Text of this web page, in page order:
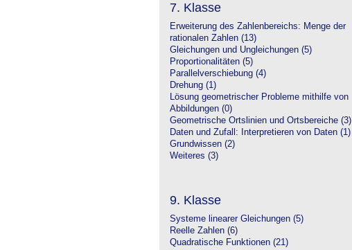
7. Klasse
Erweiterung des Zahlenbereichs: Menge der
rationalen Zahlen (13)
Gleichungen und Ungleichungen (5)
Proportionalitäten (5)
Parallelverschiebung (4)
Drehung (1)
Lösung geometrischer Probleme mithilfe von
Abbildungen (0)
Geometrische Ortslinien und Ortsbereiche (3)
Daten und Zufall: Interpretieren von Daten (1)
Grundwissen (2)
Weiteres (3)
9. Klasse
Systeme linearer Gleichungen (5)
Reelle Zahlen (6)
Quadratische Funktionen (21)